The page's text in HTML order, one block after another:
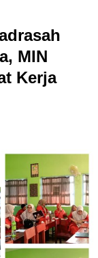
MIN
Kerja